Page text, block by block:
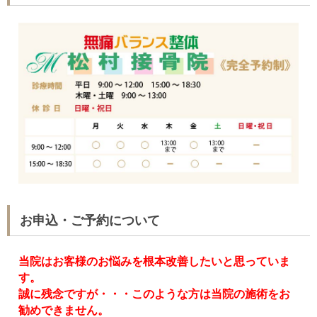
お申込・ご予約について
当院はお客様のお悩みを根本改善したいと思っていま
す。
誠に残念ですが・・・このような方は当院の施術をお
勧めできません。